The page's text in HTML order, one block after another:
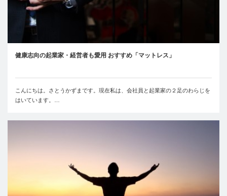
健康志向の起業家・経営者も愛用 おすすめ「マットレス」
こんにちは。さとうかずまです。現在私は、会社員と起業家の２足のわらじを
はいています。…